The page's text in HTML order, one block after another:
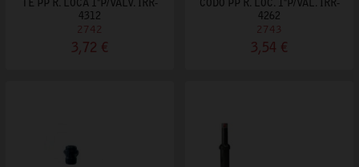
TE PP R. LOCA 1"P/VALV. IRR-
4312
2742
3,72 €
CODO PP R. LOC. 1"P/VAL. IRR-
4262
2743
3,54 €